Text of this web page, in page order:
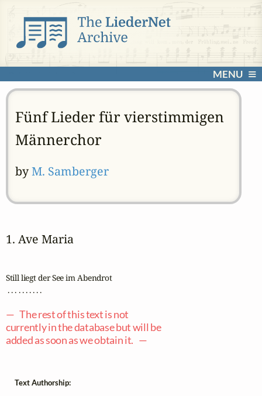
MENU
Fünf Lieder für vierstimmigen
Männerchor
byM. Samberger
1. Ave Maria
Still liegt der See im Abendrot
. . . . . . . . . .
— The rest of this text is not
currently in the database but will be
added as soon as we obtain it. —
Text Authorship: